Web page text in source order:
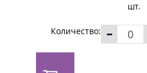
шт.
Количество: